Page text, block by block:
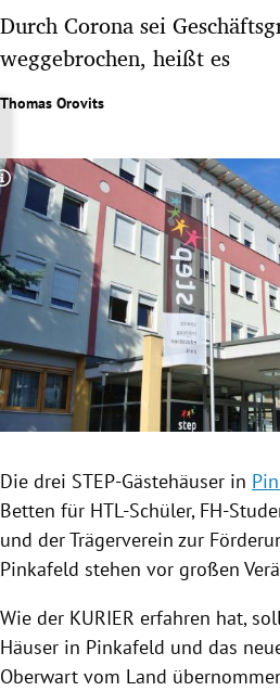
Untermenü
Untermenü
Untermenü
Untermenü
Untermenü
Untermenü
Untermenü
Durch Corona sei
weggebrochen, heißt es
Thomas Orovits
Copyright-Hinweis öffnen/schließen
Die drei STEP-Gästehäuser in
Betten für HTL-Schüler, FH-
und der Trägerverein zur
Pinkafeld stehen vor großen
Wie der KURIER erfahren hat,
Häuser in Pinkafeld und das
Oberwart vom Land